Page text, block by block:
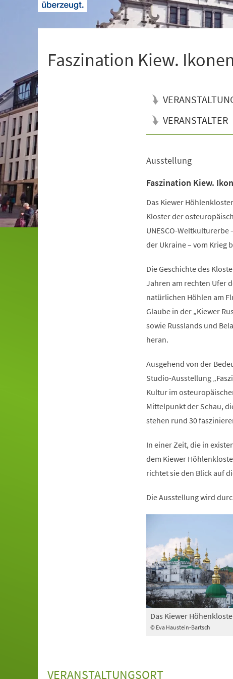
Faszination Kiew.
VERANSTALTER
Ausstellung
Faszination Kiew.
Das Kiewer
Kloster der
UNESCO-
der Ukraine – vom Krieg
Die Geschichte des
Jahren am rechten Ufer
natürlichen Höhlen am
Glaube in der „Kiewer
sowie Russlands und
heran.
Ausgehend von der
Studio-Ausstellung
Kultur im
Mittelpunkt der Schau,
stehen rund 30
In einer Zeit, die in
dem Kiewer
richtet sie den Blick auf
Die Ausstellung wird
© Eva Haustein-Bartsch
Das Kiewer
VERANSTALTUNGSORT